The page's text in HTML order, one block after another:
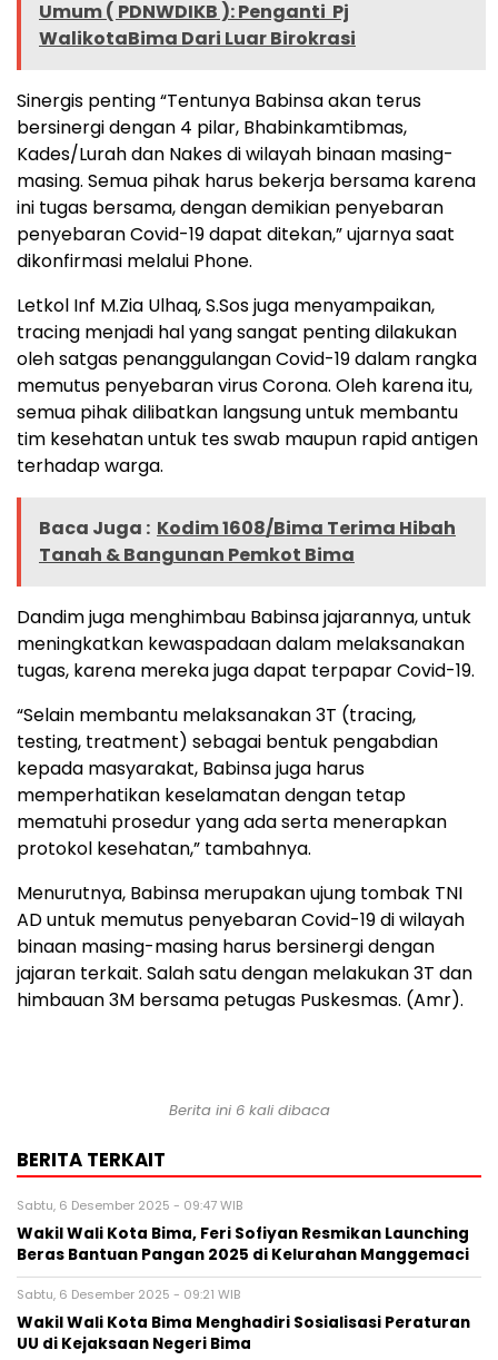
Umum ( PDNWDIKB ): Penganti Pj
WalikotaBima Dari Luar Birokrasi
Sinergis penting “Tentunya Babinsa akan terus
bersinergi dengan 4 pilar, Bhabinkamtibmas,
Kades/Lurah dan Nakes di wilayah binaan masing-
masing. Semua pihak harus bekerja bersama karena
ini tugas bersama, dengan demikian penyebaran
penyebaran Covid-19 dapat ditekan,” ujarnya saat
dikonfirmasi melalui Phone.
Letkol Inf M.Zia Ulhaq, S.Sos juga menyampaikan,
tracing menjadi hal yang sangat penting dilakukan
oleh satgas penanggulangan Covid-19 dalam rangka
memutus penyebaran virus Corona. Oleh karena itu,
semua pihak dilibatkan langsung untuk membantu
tim kesehatan untuk tes swab maupun rapid antigen
terhadap warga.
Baca Juga : Kodim 1608/Bima Terima Hibah
Tanah & Bangunan Pemkot Bima
Dandim juga menghimbau Babinsa jajarannya, untuk
meningkatkan kewaspadaan dalam melaksanakan
tugas, karena mereka juga dapat terpapar Covid-19.
“Selain membantu melaksanakan 3T (tracing,
testing, treatment) sebagai bentuk pengabdian
kepada masyarakat, Babinsa juga harus
memperhatikan keselamatan dengan tetap
mematuhi prosedur yang ada serta menerapkan
protokol kesehatan,” tambahnya.
Menurutnya, Babinsa merupakan ujung tombak TNI
AD untuk memutus penyebaran Covid-19 di wilayah
binaan masing-masing harus bersinergi dengan
jajaran terkait. Salah satu dengan melakukan 3T dan
himbauan 3M bersama petugas Puskesmas. (Amr).
Berita ini 6 kali dibaca
BERITA TERKAIT
Sabtu, 6 Desember 2025 - 09:47 WIB
Wakil Wali Kota Bima, Feri Sofiyan Resmikan Launching
Beras Bantuan Pangan 2025 di Kelurahan Manggemaci
Sabtu, 6 Desember 2025 - 09:21 WIB
Wakil Wali Kota Bima Menghadiri Sosialisasi Peraturan
UU di Kejaksaan Negeri Bima